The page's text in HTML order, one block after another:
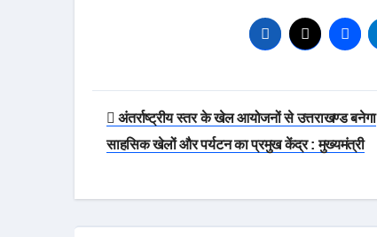
Post
navigation
अंतर्राष्ट्रीय स्तर के खेल आयोजनों से उत्तराखण्ड बनेगा
साहसिक खेलों और पर्यटन का प्रमुख केंद्र : मुख्यमंत्री